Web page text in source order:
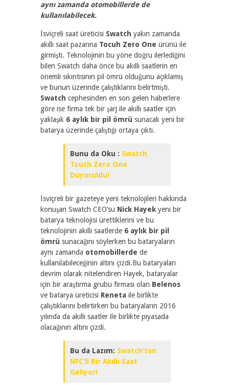
aynı zamanda otomobillerde de
kullanılabilecek.
İsviçreli saat üreticisi Swatch yakın zamanda
akıllı saat pazarına Tocuh Zero One ürünü ile
girmişti. Teknolojinin bu yöne doğru ilerlediğini
bilen Swatch daha önce bu akıllı saatlerin en
önemli sıkıntısının pil ömrü olduğunu açıklamış
ve bunun üzerinde çalıştıklarını belirtmişti.
Swatch cephesinden en son gelen haberlere
göre ise firma tek bir şarj ile akıllı saatler için
yaklaşık 6 aylık bir pil ömrü sunacak yeni bir
batarya üzerinde çalıştığı ortaya çıktı.
Bunu da Oku : Swatch
Touch Zero One
Duyuruldu!
İsviçreli bir gazeteye yeni teknolojileri hakkında
konuşan Swatch CEO’su Nick Hayek yeni bir
batarya teknolojisi ürettiklerini ve bu
teknolojinin akıllı saatlerde 6 aylık bir pil
ömrü sunacağını söylerken bu bataryaların
aynı zamanda otomobillerde de
kullanılabileceğinin altını çizdi.Bu bataryaları
devrim olarak nitelendiren Hayek, bataryalar
için bir araştırma grubu firması olan Belenos
ve batarya üreticisi Reneta ile birlikte
çalıştıklarını belirtirken bu bataryaların 2016
yılında da akıllı saatler ile birlikte piyasada
olacağının altını çizdi.
Bu da Lazım: Swatch’tan
NFC’li Bir Akıllı Saat
Geliyor!